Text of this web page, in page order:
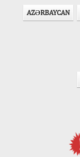
AZӘRBAYCAN